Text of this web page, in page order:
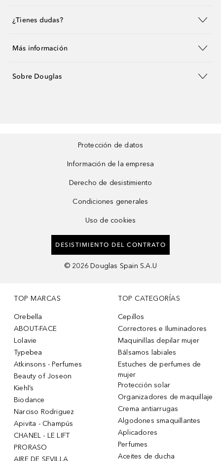
¿Tienes dudas?
Más información
Sobre Douglas
Protección de datos
Información de la empresa
Derecho de desistimiento
Condiciones generales
Uso de cookies
DESISTIMIENTO DEL CONTRATO
© 2026 Douglas Spain S.A.U
TOP MARCAS
Orebella
ABOUT-FACE
Lolavie
Typebea
Atkinsons - Perfumes
Beauty of Joseon
Kiehl’s
Biodance
Narciso Rodriguez
Apivita - Champús
CHANEL - LE LIFT
PRORASO
AIRE DE SEVILLA
TOP CATEGORÍAS
Cepillos
Correctores e Iluminadores
Maquinillas depilar mujer
Bálsamos labiales
Estuches de perfumes de
mujer
Protección solar
Organizadores de maquillaje
Crema antiarrugas
Algodones smaquillantes
Aplicadores
Perfumes
Aceites de ducha